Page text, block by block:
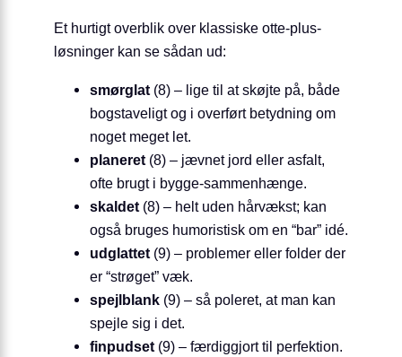
Et hurtigt overblik over klassiske otte-plus-
løsninger kan se sådan ud:
smørglat (8) – lige til at skøjte på, både
bogstaveligt og i overført betydning om
noget meget let.
planeret (8) – jævnet jord eller asfalt,
ofte brugt i bygge-sammenhænge.
skaldet (8) – helt uden hårvækst; kan
også bruges humoristisk om en “bar” idé.
udglattet (9) – problemer eller folder der
er “strøget” væk.
spejlblank (9) – så poleret, at man kan
spejle sig i det.
finpudset (9) – færdiggjort til perfektion.